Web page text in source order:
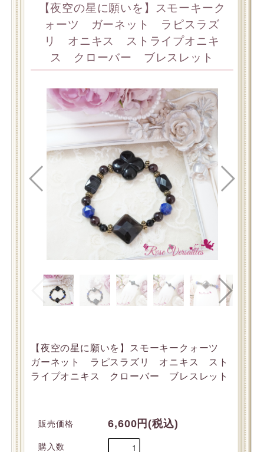
【夜空の星に願いを】スモーキーク
ォーツ ガーネット ラピスラズ
リ オニキス ストライプオニキ
ス クローバー ブレスレット
【夜空の星に願いを】スモーキークォーツ
ガーネット ラピスラズリ オニキス スト
ライプオニキス クローバー ブレスレット
販売価格 6,600円(税込)
購入数